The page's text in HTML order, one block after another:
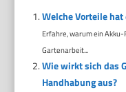
Welche Vorteile
Erfahre, warum ein
Gartenarbeit...
Wie wirkt sich das
Handhabung aus?